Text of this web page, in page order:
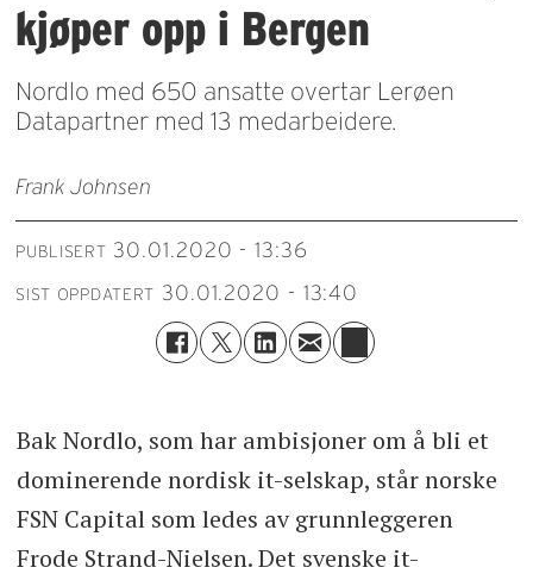
kjøper opp i Bergen
Nordlo med 650 ansatte overtar Lerøen
Datapartner med 13 medarbeidere.
Frank Johnsen
PUBLISERT 30.01.2020 - 13:36
SIST OPPDATERT 30.01.2020 - 13:40
Bak Nordlo, som har ambisjoner om å bli et
dominerende nordisk it-selskap, står norske
FSN Capital som ledes av grunnleggeren
Frode Strand-Nielsen. Det svenske it-